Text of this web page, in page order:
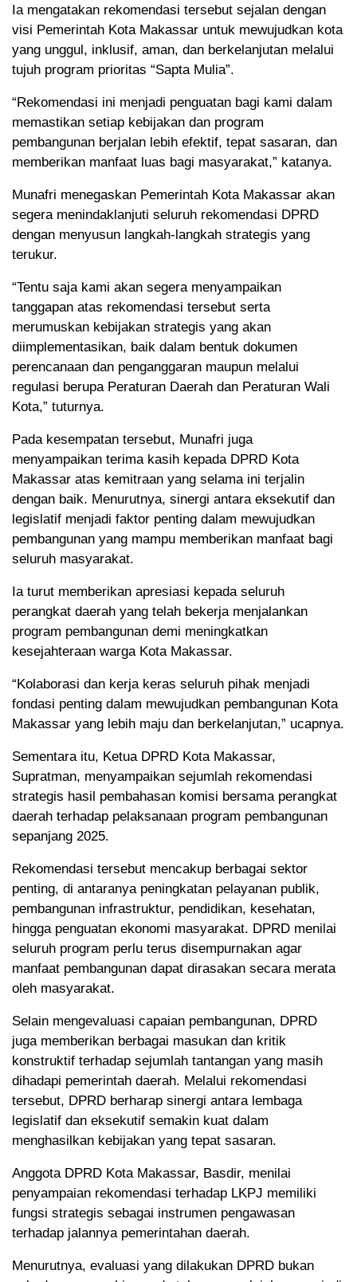
Ia mengatakan rekomendasi tersebut sejalan dengan
visi Pemerintah Kota Makassar untuk mewujudkan kota
yang unggul, inklusif, aman, dan berkelanjutan melalui
tujuh program prioritas “Sapta Mulia”.
“Rekomendasi ini menjadi penguatan bagi kami dalam
memastikan setiap kebijakan dan program
pembangunan berjalan lebih efektif, tepat sasaran, dan
memberikan manfaat luas bagi masyarakat,” katanya.
Munafri menegaskan Pemerintah Kota Makassar akan
segera menindaklanjuti seluruh rekomendasi DPRD
dengan menyusun langkah-langkah strategis yang
terukur.
“Tentu saja kami akan segera menyampaikan
tanggapan atas rekomendasi tersebut serta
merumuskan kebijakan strategis yang akan
diimplementasikan, baik dalam bentuk dokumen
perencanaan dan penganggaran maupun melalui
regulasi berupa Peraturan Daerah dan Peraturan Wali
Kota,” tuturnya.
Pada kesempatan tersebut, Munafri juga
menyampaikan terima kasih kepada DPRD Kota
Makassar atas kemitraan yang selama ini terjalin
dengan baik. Menurutnya, sinergi antara eksekutif dan
legislatif menjadi faktor penting dalam mewujudkan
pembangunan yang mampu memberikan manfaat bagi
seluruh masyarakat.
Ia turut memberikan apresiasi kepada seluruh
perangkat daerah yang telah bekerja menjalankan
program pembangunan demi meningkatkan
kesejahteraan warga Kota Makassar.
“Kolaborasi dan kerja keras seluruh pihak menjadi
fondasi penting dalam mewujudkan pembangunan Kota
Makassar yang lebih maju dan berkelanjutan,” ucapnya.
Sementara itu, Ketua DPRD Kota Makassar,
Supratman, menyampaikan sejumlah rekomendasi
strategis hasil pembahasan komisi bersama perangkat
daerah terhadap pelaksanaan program pembangunan
sepanjang 2025.
Rekomendasi tersebut mencakup berbagai sektor
penting, di antaranya peningkatan pelayanan publik,
pembangunan infrastruktur, pendidikan, kesehatan,
hingga penguatan ekonomi masyarakat. DPRD menilai
seluruh program perlu terus disempurnakan agar
manfaat pembangunan dapat dirasakan secara merata
oleh masyarakat.
Selain mengevaluasi capaian pembangunan, DPRD
juga memberikan berbagai masukan dan kritik
konstruktif terhadap sejumlah tantangan yang masih
dihadapi pemerintah daerah. Melalui rekomendasi
tersebut, DPRD berharap sinergi antara lembaga
legislatif dan eksekutif semakin kuat dalam
menghasilkan kebijakan yang tepat sasaran.
Anggota DPRD Kota Makassar, Basdir, menilai
penyampaian rekomendasi terhadap LKPJ memiliki
fungsi strategis sebagai instrumen pengawasan
terhadap jalannya pemerintahan daerah.
Menurutnya, evaluasi yang dilakukan DPRD bukan